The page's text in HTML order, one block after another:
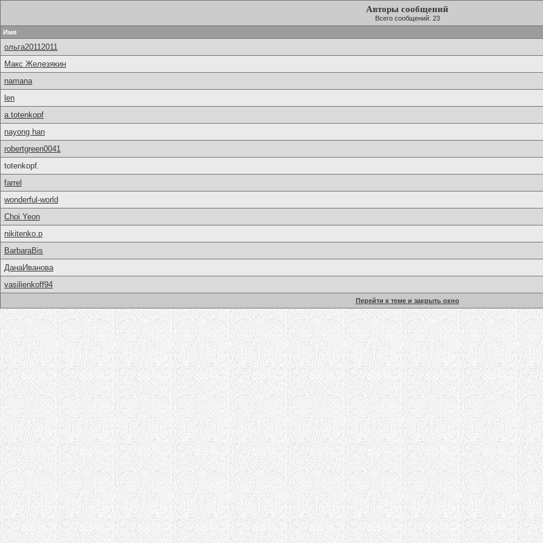
Авторы сообщений
Всего сообщений: 23
Имя
ольга20112011
Макс Железякин
namana
len
a.totenkopf
nayong han
robertgreen0041
totenkopf.
farrel
wonderful-world
Choi Yeon
nikitenko.p
BarbaraBis
ДанаИванова
vasilienkoff94
Перейти к теме и закрыть окно